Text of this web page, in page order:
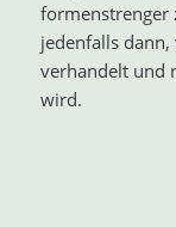
formenstrenger
jedenfalls
verhandelt und
wird.